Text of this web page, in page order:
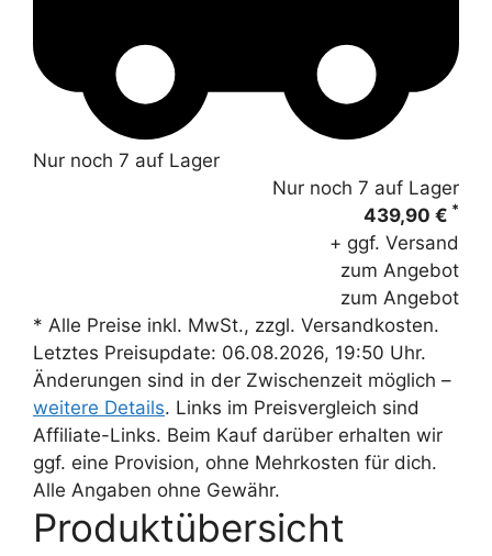
Nur noch 7 auf Lager
Nur noch 7 auf Lager
439,90 € *
+ ggf. Versand
zum Angebot
zum Angebot
* Alle Preise inkl. MwSt., zzgl. Versandkosten.
Letztes Preisupdate: 06.08.2026, 19:50 Uhr.
Änderungen sind in der Zwischenzeit möglich –
weitere Details. Links im Preisvergleich sind
Affiliate-Links. Beim Kauf darüber erhalten wir
ggf. eine Provision, ohne Mehrkosten für dich.
Alle Angaben ohne Gewähr.
Produktübersicht